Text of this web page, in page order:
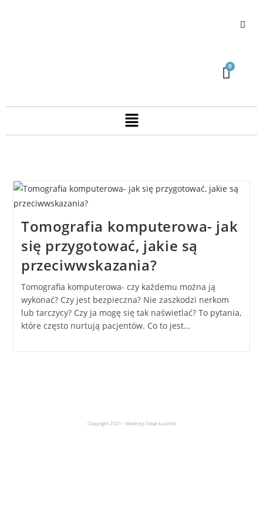
Tomografia komputerowa- jak
się przygotować, jakie są
przeciwwskazania?
Tomografia komputerowa- czy każdemu można ją
wykonać? Czy jest bezpieczna? Nie zaszkodzi nerkom
lub tarczycy? Czy ja mogę się tak naświetlać? To pytania,
które często nurtują pacjentów. Co to jest…
Copyright 2021 - Made by Oskar Łoziński